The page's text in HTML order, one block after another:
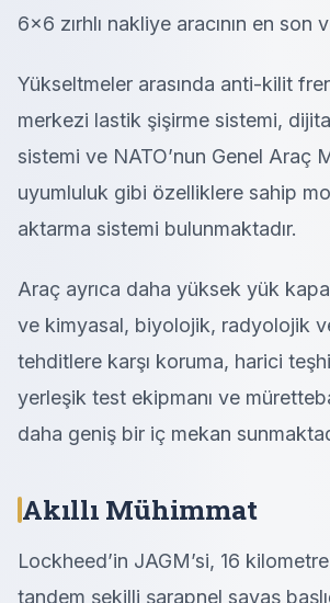
6×6 zırhlı nakliye aracının en son
Yükseltmeler arasında anti-kilit
merkezi lastik şişirme sistemi,
sistemi ve NATO’nun Genel Araç
uyumluluk gibi özelliklere sahip
aktarma sistemi bulunmaktadır.
Araç ayrıca daha yüksek yük
ve kimyasal, biyolojik, radyolojik
tehditlere karşı koruma, harici
yerleşik test ekipmanı ve
daha geniş bir iç mekan
Akıllı Mühimmat
Lockheed’in JAGM’si, 16
tandem şekilli şarapnel savaş